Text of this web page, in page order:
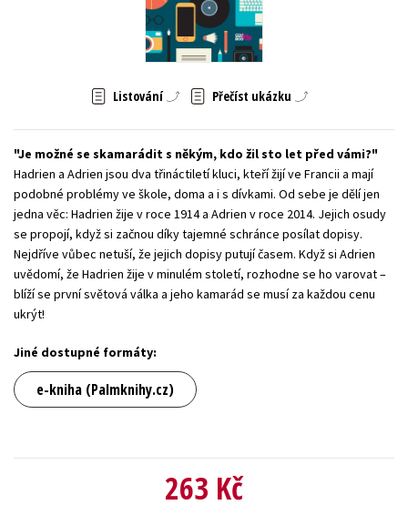
Zahraniční literatura
Všechny tituly
Listování Přečíst ukázku
Je možné se skamarádit s někým, kdo žil sto let před vámi?
Hadrien a Adrien jsou dva třináctiletí kluci, kteří žijí ve Francii a mají
podobné problémy ve škole, doma a i s dívkami. Od sebe je dělí jen
jedna věc: Hadrien žije v roce 1914 a Adrien v roce 2014. Jejich osudy
se propojí, když si začnou díky tajemné schránce posílat dopisy.
Nejdříve vůbec netuší, že jejich dopisy putují časem. Když si Adrien
uvědomí, že Hadrien žije v minulém století, rozhodne se ho varovat –
blíží se první světová válka a jeho kamarád se musí za každou cenu
ukrýt!
Jiné dostupné formáty:
e-kniha (Palmknihy.cz)
263 Kč